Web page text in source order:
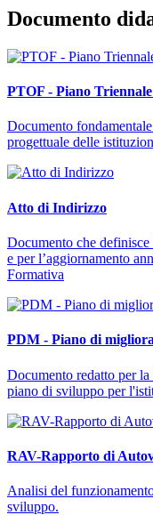
Documento
PTOF - Piano
Documento
progettuale delle
Atto di Indirizzo
Documento che
e per l’aggiornamento
Formativa
PDM - Piano di
Documento redatto per
piano di sviluppo per
RAV-Rapporto di
Analisi del
sviluppo.